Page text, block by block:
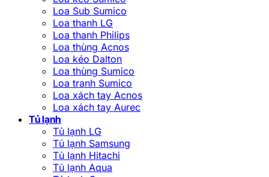
Loa Sub Sumico
Loa thanh LG
Loa thanh Philips
Loa thùng Acnos
Loa kéo Dalton
Loa thùng Sumico
Loa tranh Sumico
Loa xách tay Acnos
Loa xách tay Aurec
Tủ lạnh
Tủ lạnh LG
Tủ lạnh Samsung
Tủ lạnh Hitachi
Tủ lạnh Aqua